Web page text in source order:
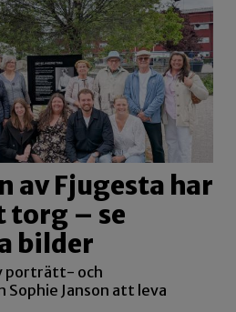
av Fjugesta har
torg – se
bilder
porträtt- och
Janson att leva